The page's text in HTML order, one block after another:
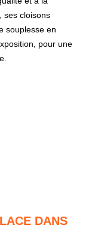
ses cloisons
souplesse en
pour une
DANS